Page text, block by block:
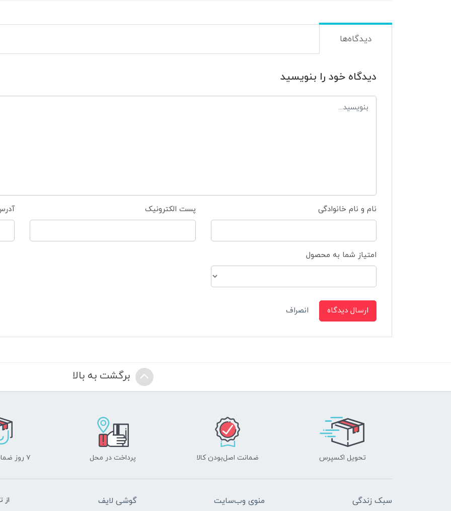
دیدگاه‌ها
دیدگاه خود را بنویسید
نام و نام خانوادگی پست الکترونیک
امتیاز شما به محصول
ارسال دیدگاه انصراف
برگشت به بالا
تحویل اکسپرس ضمانت اصل‌بودن کالا پرداخت در محل ۷ روز ضمانت بازگشت
سبک زندگی منوی وب‌سایت گوشی لایف از